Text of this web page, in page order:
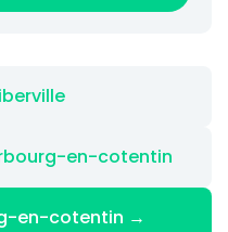
en-cotentin
en-cotentin →